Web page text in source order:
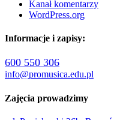
Kanał komentarzy
WordPress.org
Informacje i zapisy:
600 550 306
info@promusica.edu.pl
Zajęcia prowadzimy